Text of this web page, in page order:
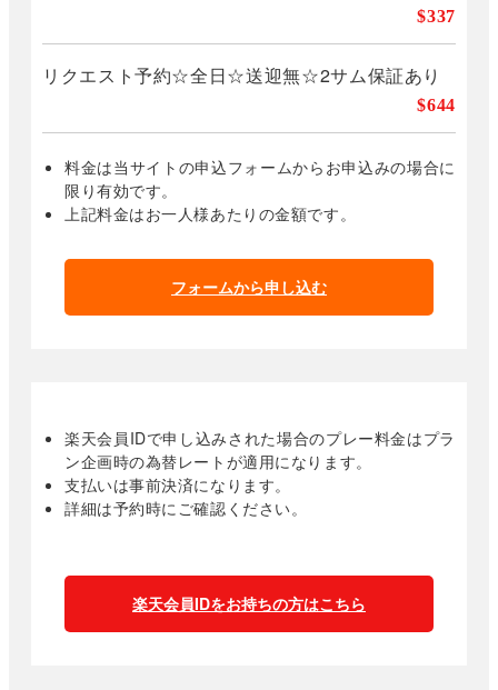
$337
リクエスト予約☆全日☆送迎無☆2サム保証あり
$644
料金は当サイトの申込フォームからお申込みの場合に
限り有効です。
上記料金はお一人様あたりの金額です。
フォームから申し込む
楽天会員IDで申し込みされた場合のプレー料金はプラ
ン企画時の為替レートが適用になります。
支払いは事前決済になります。
詳細は予約時にご確認ください。
楽天会員IDをお持ちの方はこちら